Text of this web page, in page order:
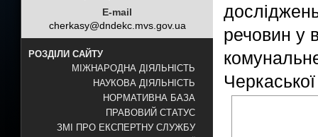
E-mail
cherkasy@dndekc.mvs.gov.ua
РОЗДІЛИ САЙТУ
МІЖНАРОДНА ДІЯЛЬНІСТЬ
НАУКОВА ДІЯЛЬНІСТЬ
НОРМАТИВНА БАЗА
ПРАВОВИЙ СТАТУС
ЗМІ ПРО ЕКСПЕРТНУ СЛУЖБУ
речовин у